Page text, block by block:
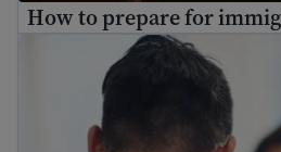
How to prepare for
mental health resources for